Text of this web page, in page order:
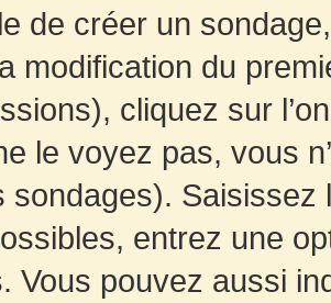
de créer un
modification du
cliquez sur
le voyez pas, vous
sondages).
entrez une
Vous pouvez aussi